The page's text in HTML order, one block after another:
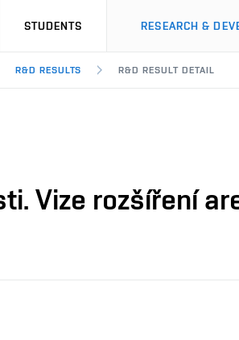
STUDENTS RESEARCH &
R&D RESULTS R&D RESULT DETAIL
Vize rozšíření